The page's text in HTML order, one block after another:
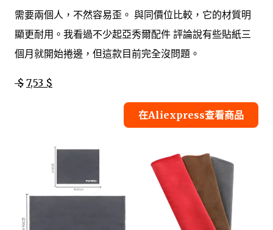
需要兩個人，不然容易歪。 與同價位比較，它的材質明
顯更耐用。我看過不少起亞秀爾配件 評論說有些貼紙三
個月就開始捲邊，但這款目前完全沒問題。
$ 7,53 $
在Aliexpress查看商品